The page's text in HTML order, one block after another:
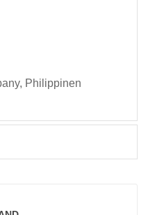
Philippinen